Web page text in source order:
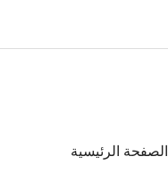
الصفحة الرئيسية